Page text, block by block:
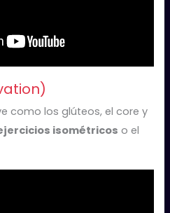
como los glúteos, el core y
isométricos o el